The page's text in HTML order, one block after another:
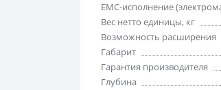
EMC-исполнение
Вес нетто единицы, кг
Возможность расширения
Габарит
Гарантия производителя
Глубина